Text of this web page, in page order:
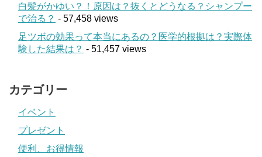
白髪がかゆい？！原因は？抜くとどうなる？シャンプー
で治る？ - 57,458 views
足ツボの効果って本当にあるの？医学的根拠は？実際体
験した結果は？ - 51,457 views
カテゴリー
イベント
プレゼント
便利、お得情報